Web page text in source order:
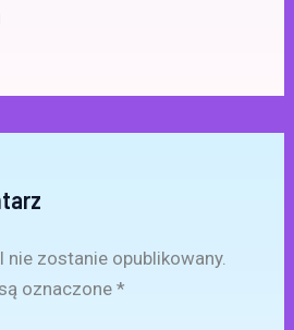
zostanie opublikowany.
oznaczone *